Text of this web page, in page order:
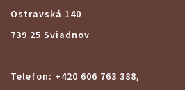
Ostravská 140
739 25 Sviadnov
Telefon: +420 606 763 388,